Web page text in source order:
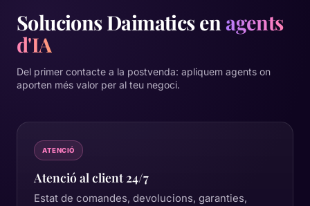
Solucions Daimatics enagents
d'IA
Del primer contacte a la postvenda: apliquem agents on
aporten més valor per al teu negoci.
ATENCIÓ
Atenció al client 24/7
Estat de comandes, devolucions, garanties,